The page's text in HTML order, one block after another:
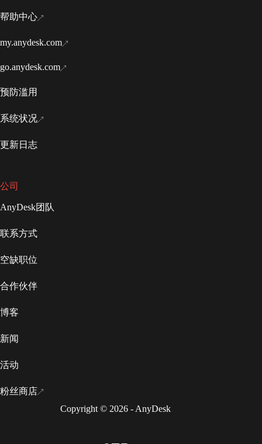
帮助中心
my.anydesk.com
go.anydesk.com
预防滥用
系统状况
更新日志
公司
AnyDesk团队
联系方式
空缺职位
合作伙伴
博客
新闻
活动
粉丝商店
Copyright © 2026 - AnyDesk